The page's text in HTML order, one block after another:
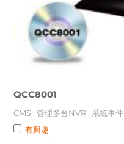
QCC8001
CMS ; 管理多台NVR ; 系統事件
有興趣